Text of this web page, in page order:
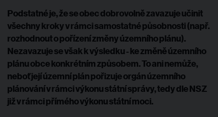
Podstatné je, že se obec dobrovolně zavazuje učinit
všechny kroky v rámci samostatné působnosti (např.
rozhodnout o pořízení změny územního plánu).
Nezavazuje se však k výsledku - ke změně územního
plánu obce konkrétním způsobem. To ani nemůže,
neboť její územní plán pořizuje orgán územního
plánování v rámci výkonu státní správy, tedy dle NSZ
již v rámci přímého výkonu státní moci.